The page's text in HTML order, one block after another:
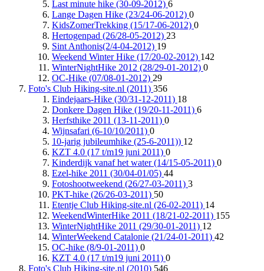
Last minute hike (30-09-2012) 6
Lange Dagen Hike (23/24-06-2012) 0
KidsZomerTrekking (15/17-06-2012) 0
Hertogenpad (26/28-05-2012) 23
Sint Anthonis(2/4-04-2012) 19
Weekend Winter Hike (17/20-02-2012) 142
WinterNightHike 2012 (28/29-01-2012) 0
OC-Hike (07/08-01-2012) 29
Foto's Club Hiking-site.nl (2011) 356
Eindejaars-Hike (30/31-12-2011) 18
Donkere Dagen Hike (19/20-11-2011) 6
Herfsthike 2011 (13-11-2011) 0
Wijnsafari (6-10/10/2011) 0
10-jarig jubileumhike (25-6-2011)) 12
KZT 4.0 (17 t/m19 juni 2011) 0
Kinderdijk vanaf het water (14/15-05-2011) 0
Ezel-hike 2011 (30/04-01/05) 44
Fotoshootweekend (26/27-03-2011) 3
PKT-hike (26/26-03-2011) 50
Etentje Club Hiking-site.nl (26-02-2011) 14
WeekendWinterHike 2011 (18/21-02-2011) 155
WinterNightHike 2011 (29/30-01-2011) 12
WinterWeekend Catalonie (21/24-01-2011) 42
OC-hike (8/9-01-2011) 0
KZT 4.0 (17 t/m19 juni 2011) 0
Foto's Club Hiking-site.nl (2010) 546